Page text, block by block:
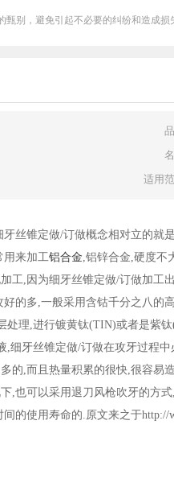
别，避免引起不必要的纠纷和造成损
适用范
丝锥定做/订做概念相对立的就
用来加工铝合金,铝锌合金,硬度不
工,因为细牙丝锥定做/订做加工
的多,一般采用含钴千分之八的
处理,进行镀黄钛(TIN)或者是紫
细牙丝锥定做/订做在攻牙过程
的,而且热量积累的很快,很容易
,也可以采用退刀风枪吹牙的方
的使用寿命的.原文来之于http://